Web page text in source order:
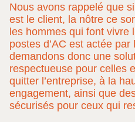
Nous avons rappelé que
est le client, la nôtre ce
les hommes qui font vivre
postes d’AC est actée
demandons donc une
respectueuse pour celles
quitter l’entreprise, à la
engagement, ainsi que
sécurisés pour ceux qui